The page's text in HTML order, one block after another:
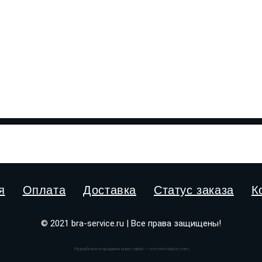
Оплата Доставка Статус заказа
© 2021 bra-service.ru | Все права защищены!
Разработка и продвижение сайта — Inet-developer.com